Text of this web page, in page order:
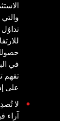
في
تفهم
على
آراء